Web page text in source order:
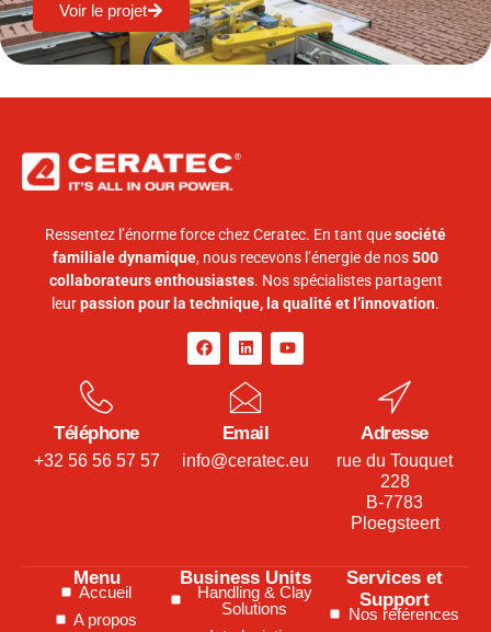
Voir le projet
Ressentez l’énorme force chez Ceratec. En tant quesociété
familiale dynamique, nous recevons l’énergie de nos500
collaborateurs enthousiastes. Nos spécialistes partagent
leurpassion pour la technique, la qualité et l’innovation.
Téléphone
+32 56 56 57 57
Email
info@ceratec.eu
Adresse
rue du Touquet
228
B-7783
Ploegsteert
Menu
Accueil
A propos
Business Units
Handling & Clay
Solutions
Services et
Support
Nos références